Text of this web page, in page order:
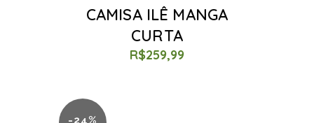
CAMISA ILÊ MANGA
CURTA
R$259,99
-24%